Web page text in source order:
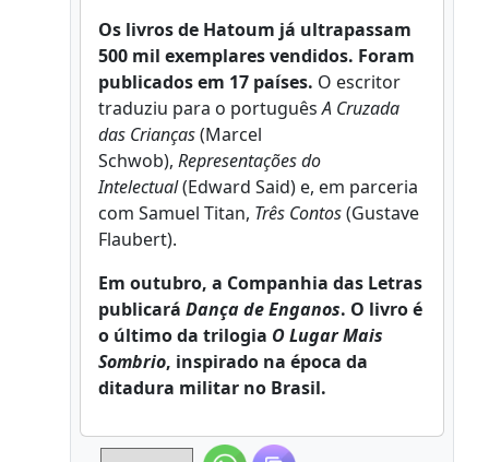
Os livros de Hatoum já ultrapassam
500 mil exemplares vendidos. Foram
publicados em 17 países. O escritor
traduziu para o portuguêsA Cruzada
das Crianças(Marcel
Schwob), Representações do
Intelectual(Edward Said) e, em parceria
com Samuel Titan, Três Contos(Gustave
Flaubert).
Em outubro, a Companhia das Letras
publicará Dança de Enganos. O livro é
o último da trilogia O Lugar Mais
Sombrio, inspirado na época da
ditadura militar no Brasil.